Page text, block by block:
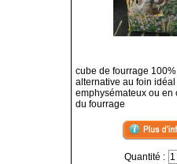
cube de fourrage
alternative au foin
emphysémateux ou en
du fourrage
Quantité :